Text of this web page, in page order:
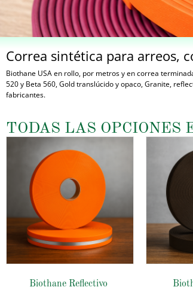
Correa sintética para arreos,
Biothane USA en rollo, por metros y en correa
520 y Beta 560, Gold translúcido y opaco, Granite,
fabricantes.
TODAS LAS OPCIONES
Biothane Reflectivo